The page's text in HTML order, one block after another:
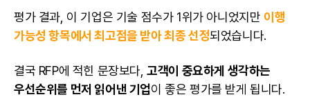
평가 결과, 이 기업은 기술 점수가 1위가 아니었지만 이행
가능성 항목에서 최고점을 받아 최종 선정되었습니다.
결국 RFP에 적힌 문장보다,고객이 중요하게 생각하는
우선순위를 먼저 읽어낸 기업이 좋은 평가를 받게 됩니다.